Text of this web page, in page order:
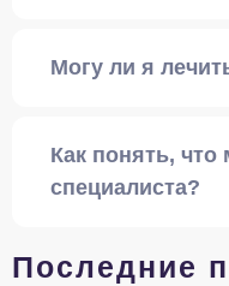
Могу ли я
Как понять,
специалиста?
Последние